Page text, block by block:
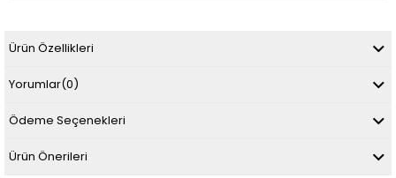
Ürün Özellikleri
Yorumlar(0)
Ödeme Seçenekleri
Ürün Önerileri